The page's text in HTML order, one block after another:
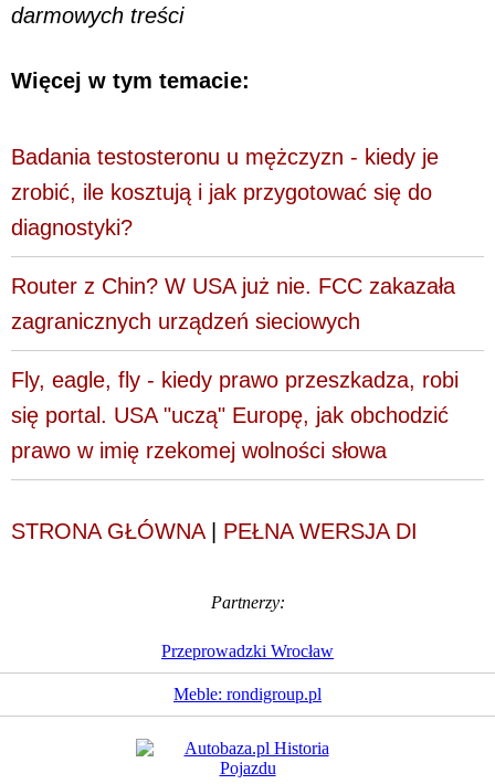
darmowych treści
Więcej w tym temacie:
Badania testosteronu u mężczyzn - kiedy je
zrobić, ile kosztują i jak przygotować się do
diagnostyki?
Router z Chin? W USA już nie. FCC zakazała
zagranicznych urządzeń sieciowych
Fly, eagle, fly - kiedy prawo przeszkadza, robi
się portal. USA "uczą" Europę, jak obchodzić
prawo w imię rzekomej wolności słowa
STRONA GŁÓWNA| PEŁNA WERSJA DI
Partnerzy:
Przeprowadzki Wrocław
Meble: rondigroup.pl